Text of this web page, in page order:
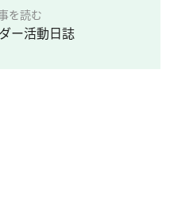
を読む
ー活動日誌